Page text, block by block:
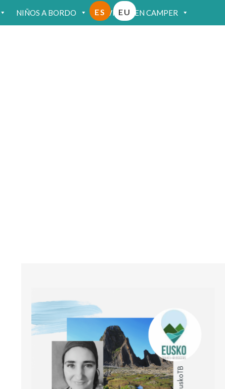
NIÑOS A BORDO VIAJAR EN CAMPER
ES EU